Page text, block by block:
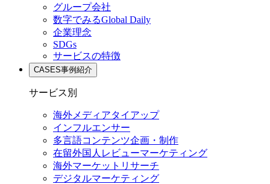
グループ会社
数字でみるGlobal Daily
企業理念
SDGs
サービスの特徴
CASES事例紹介
サービス別
海外メディアタイアップ
インフルエンサー
多言語コンテンツ企画・制作
在留外国⼈レビューマーケティング
海外マーケットリサーチ
デジタルマーケティング